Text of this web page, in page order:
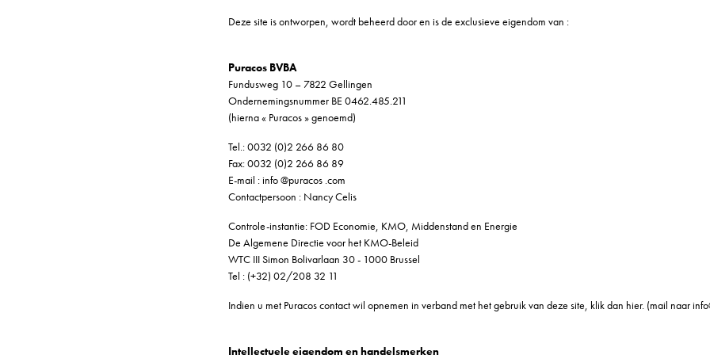
Deze site is ontworpen, wordt beheerd door en is de exclusieve eigendom van :
Puracos BVBA
Fundusweg 10 – 7822 Gellingen
Ondernemingsnummer BE 0462.485.211
(hierna « Puracos » genoemd)
Tel.: 0032 (0)2 266 86 80
Fax: 0032 (0)2 266 86 89
E-mail : info @puracos .com
Contactpersoon : Nancy Celis
Controle-instantie: FOD Economie, KMO, Middenstand en Energie
De Algemene Directie voor het KMO-Beleid
WTC III Simon Bolivarlaan 30 - 1000 Brussel
Tel : (+32) 02/208 32 11
Indien u met Puracos contact wil opnemen in verband met het gebruik van deze site, klik dan hier. (mail naar
Intellectuele eigendom en handelsmerken